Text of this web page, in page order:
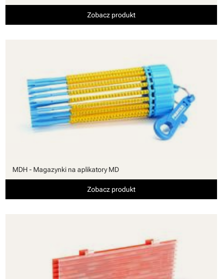
Zobacz produkt
MDH - Magazynki na aplikatory MD
Zobacz produkt